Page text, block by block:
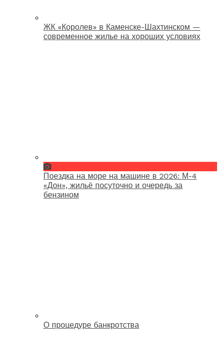
ЖК «Королев» в Каменске-Шахтинском —
современное жилье на хороших условиях
Поездка на море на машине в 2026: М-4
«Дон», жильё посуточно и очередь за
бензином
О процедуре банкротства